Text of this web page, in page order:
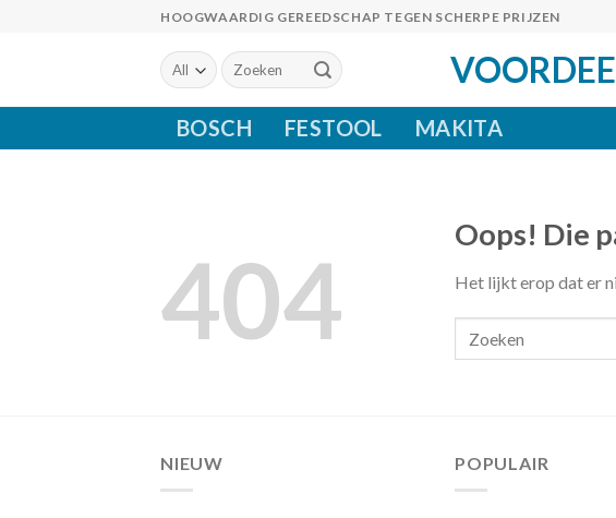
HOOGWAARDIG GEREEDSCHAP TEGEN SCHERPE PRIJZEN
Zoeken
naar:
BOSCH FESTOOL MAKITA
404
Oops! Die
Het lijkt erop dat er
NIEUW POPULAIR